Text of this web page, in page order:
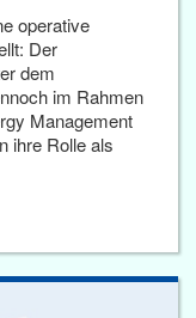
operative
Der
dem
im Rahmen
Management
ihre Rolle als